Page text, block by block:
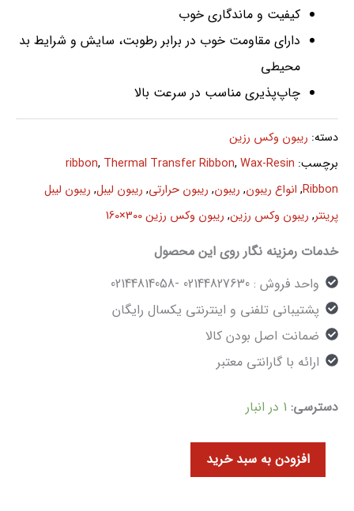
کیفیت و ماندگاری خوب
دارای مقاومت خوب در برابر رطوبت، سایش و شرایط بد
محیطی
چاپ‌پذیری مناسب در سرعت بالا
دسته: ریبون وکس رزین
برچسب:
ribbon, Thermal Transfer Ribbon, Wax-Resin
Ribbon
, انواع ریبون, ریبون, ریبون حرارتی, ریبون لیبل, ریبون لیبل
پرینتر, ریبون وکس رزین, ریبون وکس رزین 300×160
خدمات رمزینه نگار روی این محصول
واحد فروش : 02144827630 -02144814058
پشتیبانی تلفنی و اینترنتی یکسال رایگان
ضمانت اصل بودن کالا
ارائه با گارانتی معتبر
دسترسی: 1 در انبار
افزودن به سبد خرید